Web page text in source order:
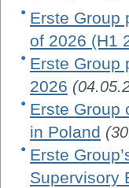
Erste Group
of 2026 (H1
Erste Group
2026
Erste Group
in Poland
Erste
Supervisory